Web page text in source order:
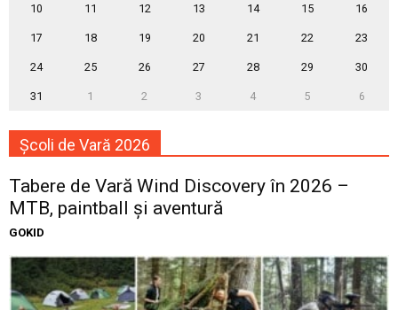
10 11 12 13 14 15 16
17 18 19 20 21 22 23
24 25 26 27 28 29 30
31 1 2 3 4 5 6
Școli de Vară 2026
Tabere de Vară Wind Discovery în 2026 –
MTB, paintball și aventură
GOKID